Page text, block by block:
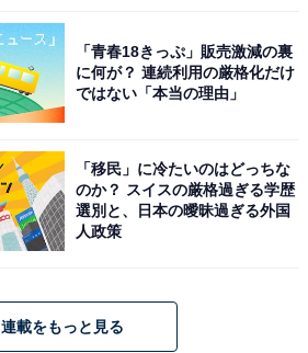
「青春18きっぷ」販売激減の裏
に何が？ 連続利用の厳格化だけ
ではない「本当の理由」
「移民」に冷たいのはどっちな
のか？ スイスの厳格過ぎる学歴
選別と、日本の曖昧過ぎる外国
人政策
連載をもっと見る